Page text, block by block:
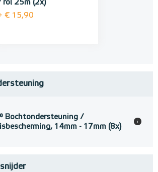
rol 25m (2x)
€ 15,90
Bochtondersteuning /
14mm - 17mm (8x)
i